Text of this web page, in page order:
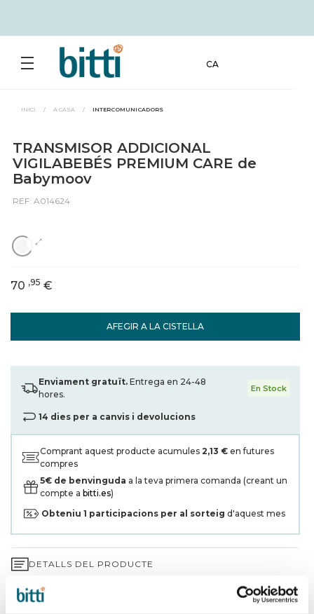
CA
INICI / A CASA / INTERCOMUNICADORS
TRANSMISOR ADDICIONAL
VIGILABEBÉS PREMIUM CARE de
Babymoov
REF: A014624
AFEGIR A LA CISTELLA
70 ,95 €
Enviament gratuït. Entrega en 24-48
hores.
En Stock
14 dies per a canvis i devolucions
Comprant aquest producte acumules 2,13 € en futures
compres
5€ de benvinguda a la teva primera comanda (creant un
compte a bitti.es)
Obteniu 1 participacions per al sorteig d'aquest mes
DETALLS DEL PRODUCTE
GARANTIA DE 3 ANYS*